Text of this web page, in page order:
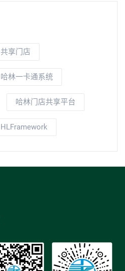
共享门店
哈林一卡通系统
哈林门店共享平台
HLFramework